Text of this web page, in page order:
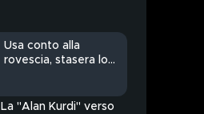
Usa conto alla
rovescia, stasera lo
La "Alan Kurdi" verso